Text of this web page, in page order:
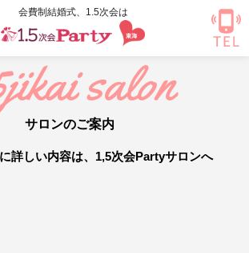
key "HTTP_ACCEPT_LANGUAGE" in
/home/premier17qw/1-
tokai/wp-content/themes/onepointfive_custom/header.php
on
line 118
salon
サロンのご案内
詳しい内容は、1,5次会Partyサロンへ